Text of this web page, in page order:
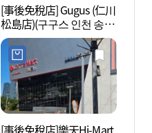
[事後免稅店] Gugus (仁川
松島店)(구구스 인천 송도
점)
[事後免稅店]樂天Hi-Mart